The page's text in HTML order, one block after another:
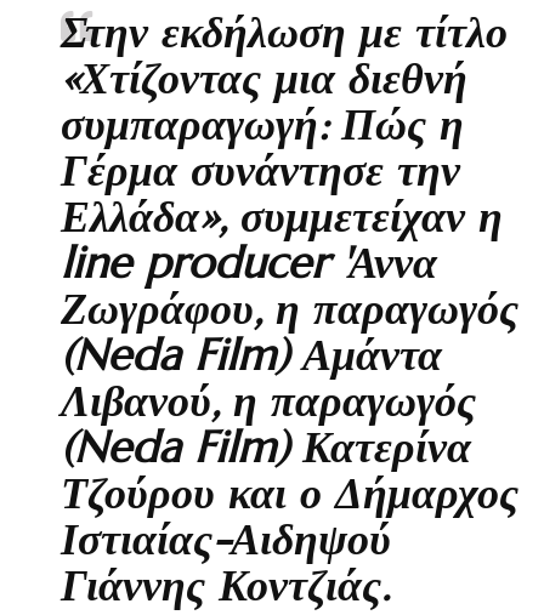
Στην εκδήλωση με τίτλο
«Χτίζοντας μια διεθνή
συμπαραγωγή: Πώς η
Γέρμα συνάντησε την
Ελλάδα», συμμετείχαν η
line producer 'Αννα
Ζωγράφου, η παραγωγός
(Neda Film) Αμάντα
Λιβανού, η παραγωγός
(Neda Film) Κατερίνα
Τζούρου και ο Δήμαρχος
Ιστιαίας-Αιδηψού
Γιάννης Κοντζιάς.